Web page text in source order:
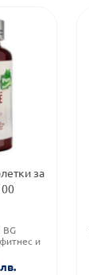
за
BG
и
възрастни
лв.